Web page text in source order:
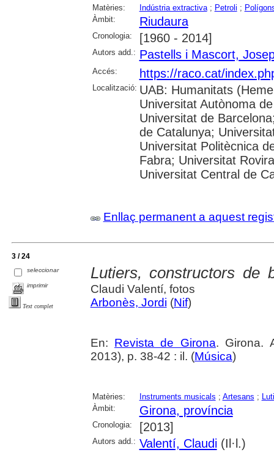
Matèries: Indústria extractiva; Petroli ;
Àmbit:
Riudaura
Cronologia: [1960 - 2014]
Autors add.: Pastells i Mascort,
Accés: https://raco.cat/
Localització: UAB: Humanitats
Universitat Autònoma
Universitat de
de Catalunya;
Universitat Politècnica
Fabra; Universitat
Universitat Central de
Enllaç permanent a aquest
3 / 24
seleccionar
imprimir
Text complet
Lutiers, constructors de
Claudi Valentí, fotos
Arbonès, Jordi (Nif)
En: Revista de Girona. Girona.
2013), p. 38-42 : il. (Música)
Matèries: Instruments musicals ; Artesans ;
Àmbit:
Girona, província
Cronologia: [2013]
Autors add.: Valentí, Claudi(Il·l.)